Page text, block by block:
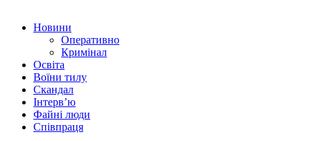
Новини
Оперативно
Кримінал
Освіта
Воїни тилу
Скандал
Інтерв’ю
Файні люди
Співпраця